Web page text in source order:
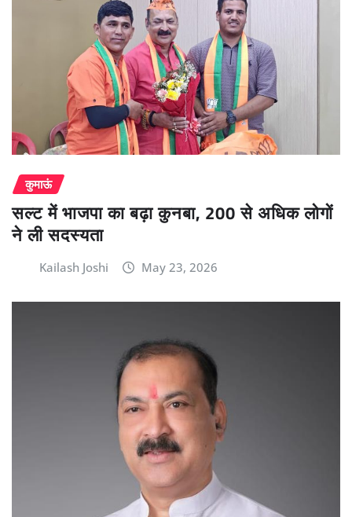
कुमाऊं
सल्ट में भाजपा का बढ़ा कुनबा, 200 से अधिक लोगों
ने ली सदस्यता
Kailash Joshi May 23, 2026